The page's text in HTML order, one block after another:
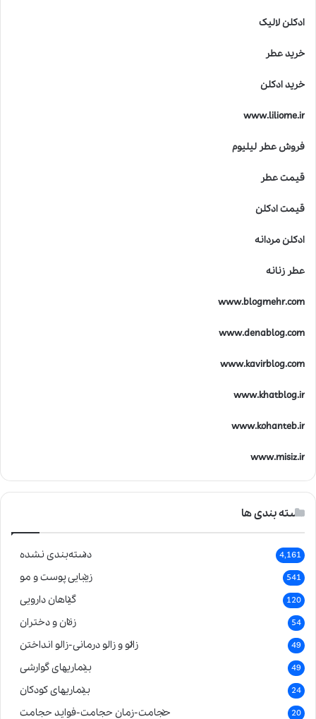
ادکلن لالیک
خرید عطر
خرید ادکلن
www.liliome.ir
فروش عطر لیلیوم
قیمت عطر
قیمت ادکلن
ادکلن مردانه
عطر زنانه
www.blogmehr.com
www.denablog.com
www.kavirblog.com
www.khatblog.ir
www.kohanteb.ir
www.misiz.ir
دسته بندی ها
دسته‌بندی نشده 4,161
زیبایی پوست و مو 541
گیاهان دارویی 120
زنان و دختران 54
زالو و زالو درمانی-زالو انداختن 49
بیماریهای گوارشی 49
بیماریهای کودکان 24
حجامت-زمان حجامت-فواید حجامت 20